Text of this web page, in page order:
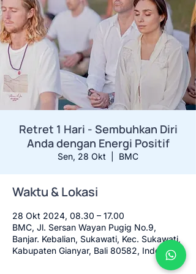
Retret 1 Hari - Sembuhkan Diri
Anda dengan Energi Positif
Sen, 28 Okt BMC
Waktu & Lokasi
28 Okt 2024, 08.30 – 17.00
BMC, Jl. Sersan Wayan Pugig No.9,
Banjar. Kebalian, Sukawati, Kec. Sukawati,
Kabupaten Gianyar, Bali 80582, Indonesia